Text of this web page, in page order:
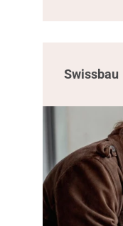
Swissbau